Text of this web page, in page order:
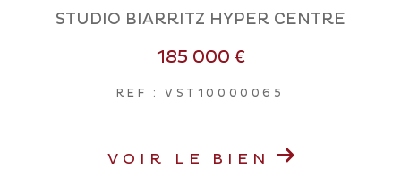
STUDIO BIARRITZ HYPER CENTRE
185 000 €
REF : VST10000065
VOIR LE BIEN